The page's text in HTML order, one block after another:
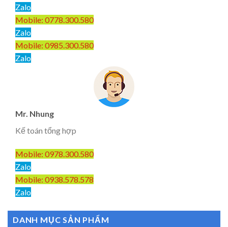
Zalo
Mobile: 0778.300.580
Zalo
Mobile: 0985.300.580
Zalo
Mr. Nhung
Kế toán tổng hợp
Mobile: 0978.300.580
Zalo
Mobile: 0938.578.578
Zalo
DANH MỤC SẢN PHẨM